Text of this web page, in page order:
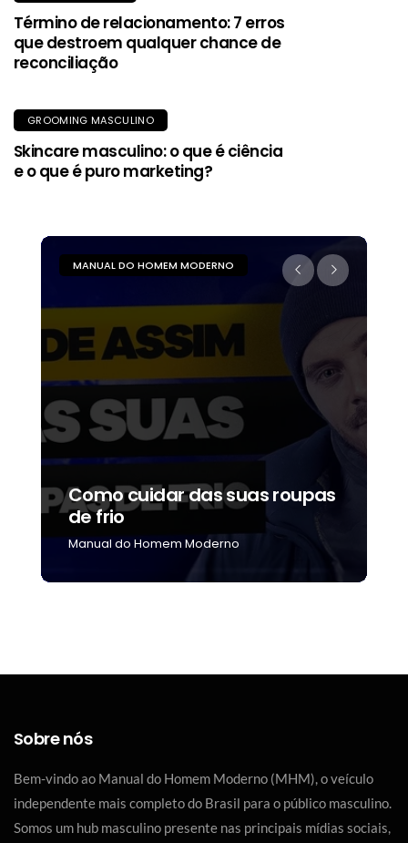
Término de relacionamento: 7 erros
que destroem qualquer chance de
reconciliação
GROOMING MASCULINO
Skincare masculino: o que é ciência
e o que é puro marketing?
MANUAL DO HOMEM MODERNO
Como cuidar das suas roupas
de frio
Manual do Homem Moderno
Sobre nós
Bem-vindo ao Manual do Homem Moderno (MHM), o veículo
independente mais completo do Brasil para o público masculino.
Somos um hub masculino presente nas principais mídias sociais,